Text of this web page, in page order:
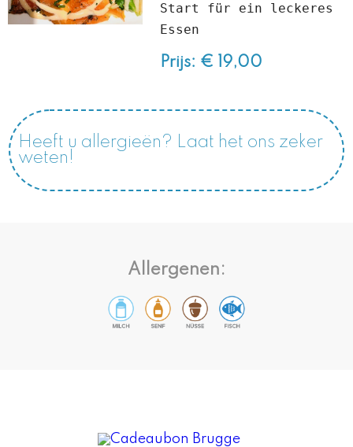
Start für ein leckeres
Essen
Prijs: € 19,00
Heeft u allergieën? Laat het ons zeker
weten!
Allergenen: